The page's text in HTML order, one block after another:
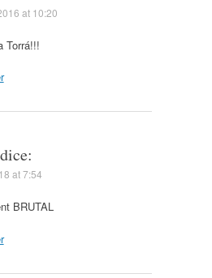
at 10:20
Torrá!!!
dice:
at 7:54
BRUTAL